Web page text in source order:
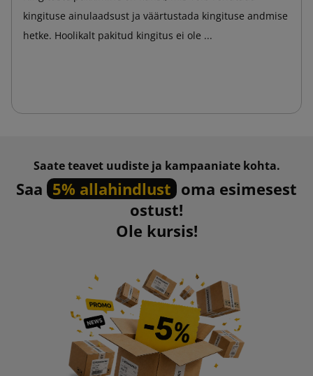
kingituse ainulaadsust ja väärtustada kingituse andmise
hetke. Hoolikalt pakitud kingitus ei ole ...
Saate teavet uudiste ja kampaaniate kohta.
Saa 5% allahindlust oma esimesest
ostust!
Ole kursis!